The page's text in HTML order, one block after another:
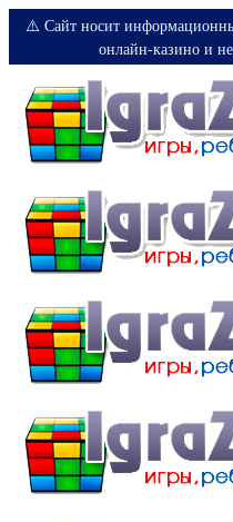
⚠️ Сайт носит
онлайн-казино и